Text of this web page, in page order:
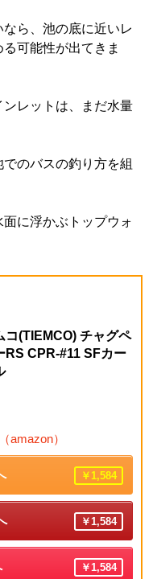
ら、池の底に近いレ
可能性が出てきま
レットは、まだ水量
のバスの釣り方を組
に浮かぶトップウォ
コ(TIEMCO) チャグペ
RS CPR-#11 SFカー
（amazon）
￥1,584
￥1,584
￥1,584